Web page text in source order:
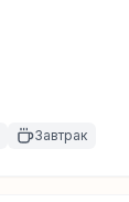
Завтрак